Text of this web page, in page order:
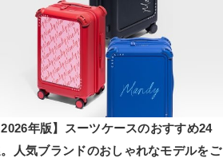
年版】スーツケースのおすすめ24
人気ブランドのおしゃれなモデルをご